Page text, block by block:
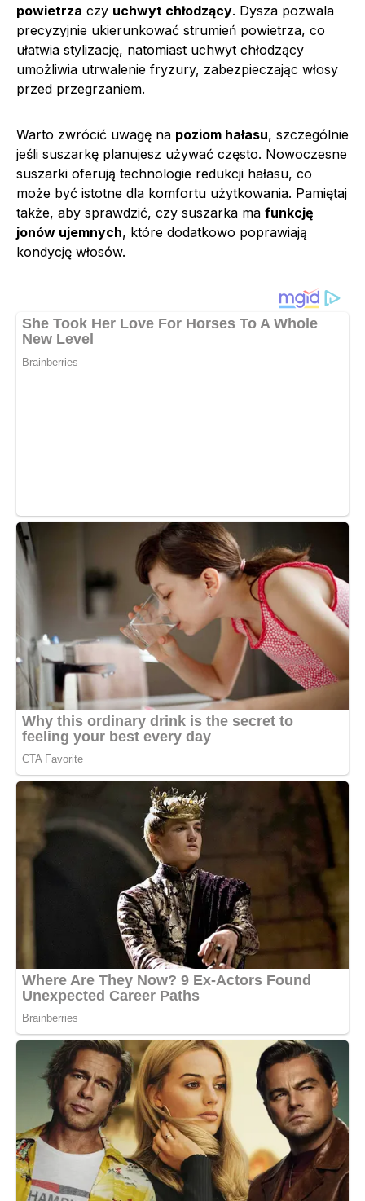
powietrza czy uchwyt chłodzący. Dysza pozwala
precyzyjnie ukierunkować strumień powietrza, co
ułatwia stylizację, natomiast uchwyt chłodzący
umożliwia utrwalenie fryzury, zabezpieczając włosy
przed przegrzaniem.
Warto zwrócić uwagę na poziom hałasu, szczególnie
jeśli suszarkę planujesz używać często. Nowoczesne
suszarki oferują technologie redukcji hałasu, co
może być istotne dla komfortu użytkowania. Pamiętaj
także, aby sprawdzić, czy suszarka ma funkcję
jonów ujemnych, które dodatkowo poprawiają
kondycję włosów.